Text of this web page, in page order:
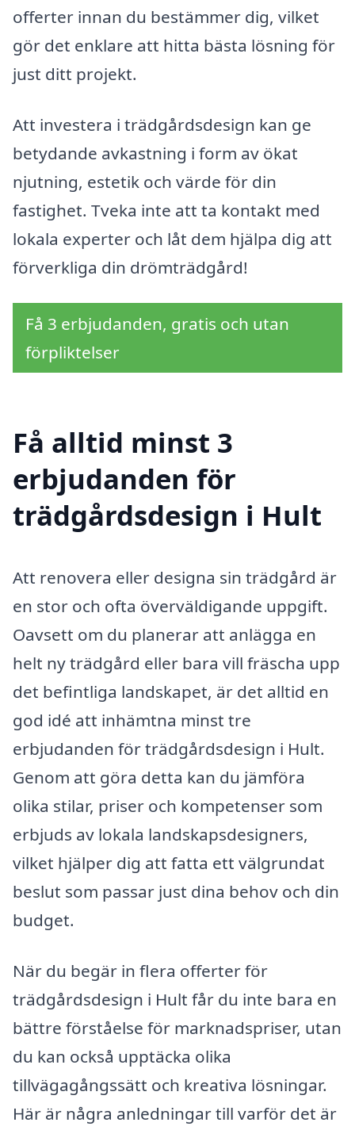
offerter innan du bestämmer dig, vilket
gör det enklare att hitta bästa lösning för
just ditt projekt.
Att investera i trädgårdsdesign kan ge
betydande avkastning i form av ökat
njutning, estetik och värde för din
fastighet. Tveka inte att ta kontakt med
lokala experter och låt dem hjälpa dig att
förverkliga din drömträdgård!
Få 3 erbjudanden, gratis och utan
förpliktelser
Få alltid minst 3
erbjudanden för
trädgårdsdesign i Hult
Att renovera eller designa sin trädgård är
en stor och ofta överväldigande uppgift.
Oavsett om du planerar att anlägga en
helt ny trädgård eller bara vill fräscha upp
det befintliga landskapet, är det alltid en
god idé att inhämtna minst tre
erbjudanden för trädgårdsdesign i Hult.
Genom att göra detta kan du jämföra
olika stilar, priser och kompetenser som
erbjuds av lokala landskapsdesigners,
vilket hjälper dig att fatta ett välgrundat
beslut som passar just dina behov och din
budget.
När du begär in flera offerter för
trädgårdsdesign i Hult får du inte bara en
bättre förståelse för marknadspriser, utan
du kan också upptäcka olika
tillvägagångssätt och kreativa lösningar.
Här är några anledningar till varför det är